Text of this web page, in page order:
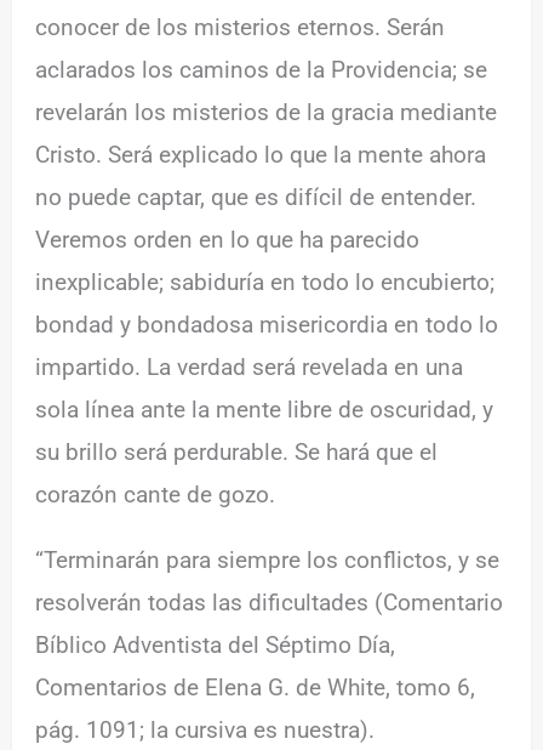
conocer de los misterios eternos. Serán
aclarados los caminos de la Providencia; se
revelarán los misterios de la gracia mediante
Cristo. Será explicado lo que la mente ahora
no puede captar, que es difícil de entender.
Veremos orden en lo que ha parecido
inexplicable; sabiduría en todo lo encubierto;
bondad y bondadosa misericordia en todo lo
impartido. La verdad será revelada en una
sola línea ante la mente libre de oscuridad, y
su brillo será perdurable. Se hará que el
corazón cante de gozo.
“Terminarán para siempre los conflictos, y se
resolverán todas las dificultades (Comentario
Bíblico Adventista del Séptimo Día,
Comentarios de Elena G. de White, tomo 6,
pág. 1091; la cursiva es nuestra).